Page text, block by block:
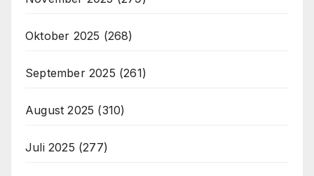
Oktober 2025 (268)
September 2025 (261)
August 2025 (310)
Juli 2025 (277)